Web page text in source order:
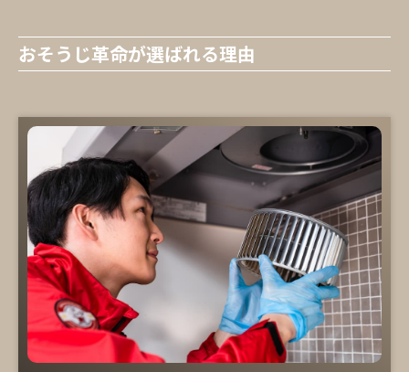
おそうじ革命が選ばれる理由